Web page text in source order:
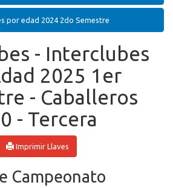
por edad 2024 2do Semestre
- Interclubes
2025 1er
- Caballeros
- Tercera
Imprimir Llaves
Campeonato